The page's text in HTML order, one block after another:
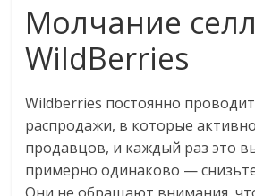
Молчание
WildBerries
Wildberries постоянно
распродажи, в которые
продавцов, и каждый раз это
примерно одинаково —